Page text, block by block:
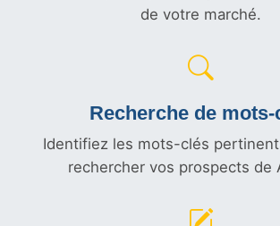
de votre marché.
Recherche de mots-
Identifiez les mots-clés
rechercher vos prospects de